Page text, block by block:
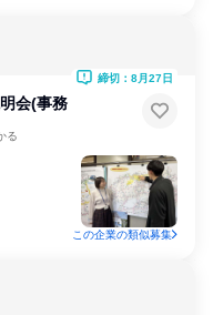
会(事務
る
締切：8月27日
この企業の類似募集